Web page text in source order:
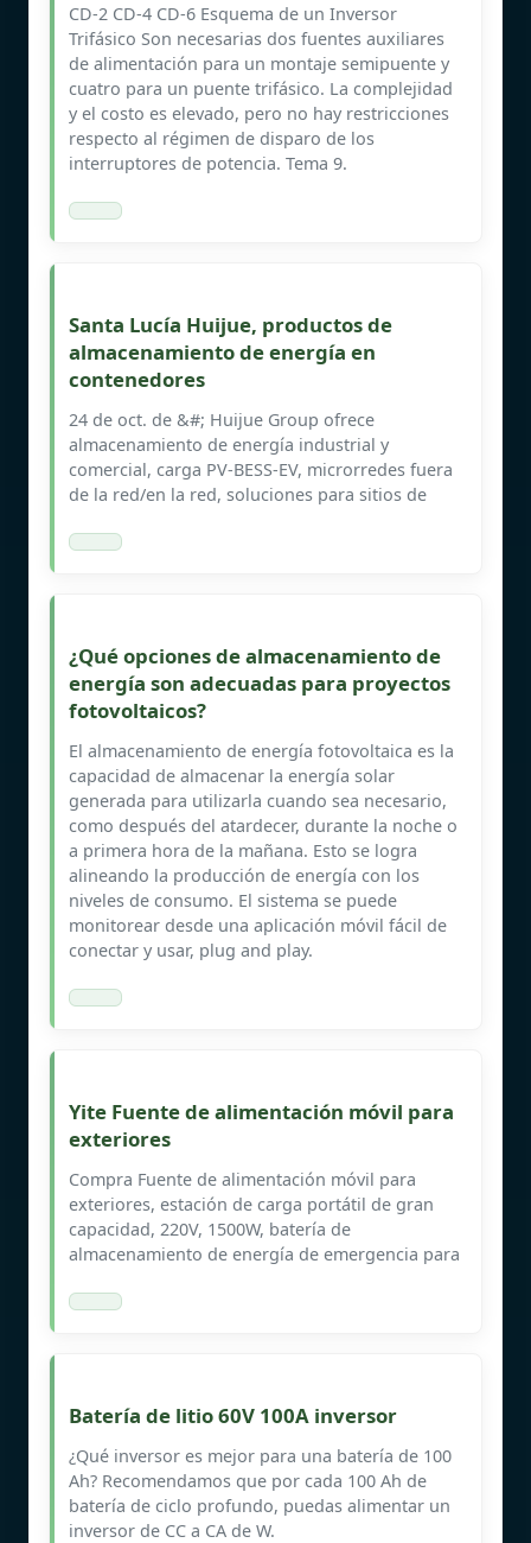
CD-2 CD-4 CD-6 Esquema de un Inversor
Trifásico Son necesarias dos fuentes auxiliares
de alimentación para un montaje semipuente y
cuatro para un puente trifásico. La complejidad
y el costo es elevado, pero no hay restricciones
respecto al régimen de disparo de los
interruptores de potencia. Tema 9.
Santa Lucía Huijue, productos de
almacenamiento de energía en
contenedores
24 de oct. de &#; Huijue Group ofrece
almacenamiento de energía industrial y
comercial, carga PV-BESS-EV, microrredes fuera
de la red/en la red, soluciones para sitios de
¿Qué opciones de almacenamiento de
energía son adecuadas para proyectos
fotovoltaicos?
El almacenamiento de energía fotovoltaica es la
capacidad de almacenar la energía solar
generada para utilizarla cuando sea necesario,
como después del atardecer, durante la noche o
a primera hora de la mañana. Esto se logra
alineando la producción de energía con los
niveles de consumo. El sistema se puede
monitorear desde una aplicación móvil fácil de
conectar y usar, plug and play.
Yite Fuente de alimentación móvil para
exteriores
Compra Fuente de alimentación móvil para
exteriores, estación de carga portátil de gran
capacidad, 220V, 1500W, batería de
almacenamiento de energía de emergencia para
Batería de litio 60V 100A inversor
¿Qué inversor es mejor para una batería de 100
Ah? Recomendamos que por cada 100 Ah de
batería de ciclo profundo, puedas alimentar un
inversor de CC a CA de W.